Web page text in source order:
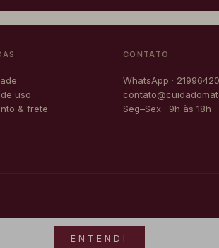
ENTENDI
uso
& frete
CONTATO
WhatsApp ·
Seg–Sex · 9h às 18h